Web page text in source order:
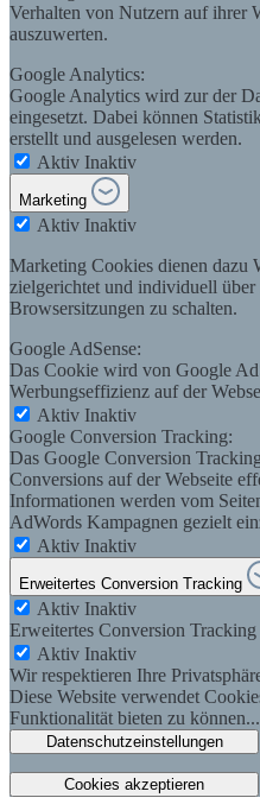
Verhalten von Nutzern auf ihrer
auszuwerten.
Google Analytics:
Google Analytics wird zur der
eingesetzt. Dabei können
erstellt und ausgelesen werden.
Aktiv Inaktiv
Marketing
Aktiv Inaktiv
Marketing Cookies dienen dazu
zielgerichtet und individuell über
Browsersitzungen zu schalten.
Google AdSense:
Das Cookie wird von Google
Werbungseffizienz auf der
Aktiv Inaktiv
Google Conversion Tracking:
Das Google Conversion
Conversions auf der Webseite
Informationen werden vom
AdWords Kampagnen gezielt
Aktiv Inaktiv
Erweitertes Conversion Tracking
Aktiv Inaktiv
Erweitertes Conversion Tracking
Aktiv Inaktiv
Wir respektieren Ihre
Diese Website verwendet
Funktionalität bieten zu können...
Datenschutzeinstellungen
Cookies akzeptieren